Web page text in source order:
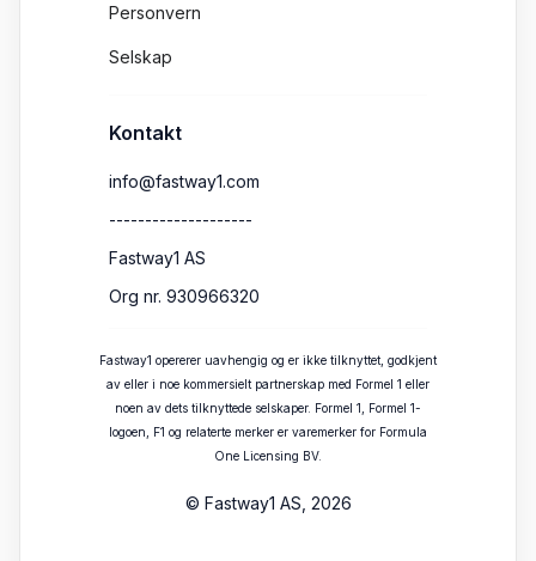
Personvern
Selskap
Kontakt
info@fastway1.com
--------------------
Fastway1 AS
Org nr. 930966320
Fastway1 opererer uavhengig og er ikke tilknyttet, godkjent
av eller i noe kommersielt partnerskap med Formel 1 eller
noen av dets tilknyttede selskaper. Formel 1, Formel 1-
logoen, F1 og relaterte merker er varemerker for Formula
One Licensing BV.
© Fastway1 AS, 2026